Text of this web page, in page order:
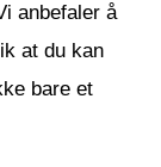
anbefaler å
at du kan
bare et